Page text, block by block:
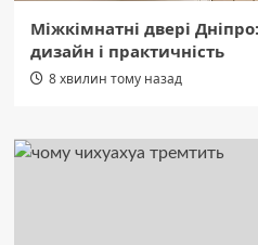
Міжкімнатні двері
дизайн і практичність
8 хвилин тому назад